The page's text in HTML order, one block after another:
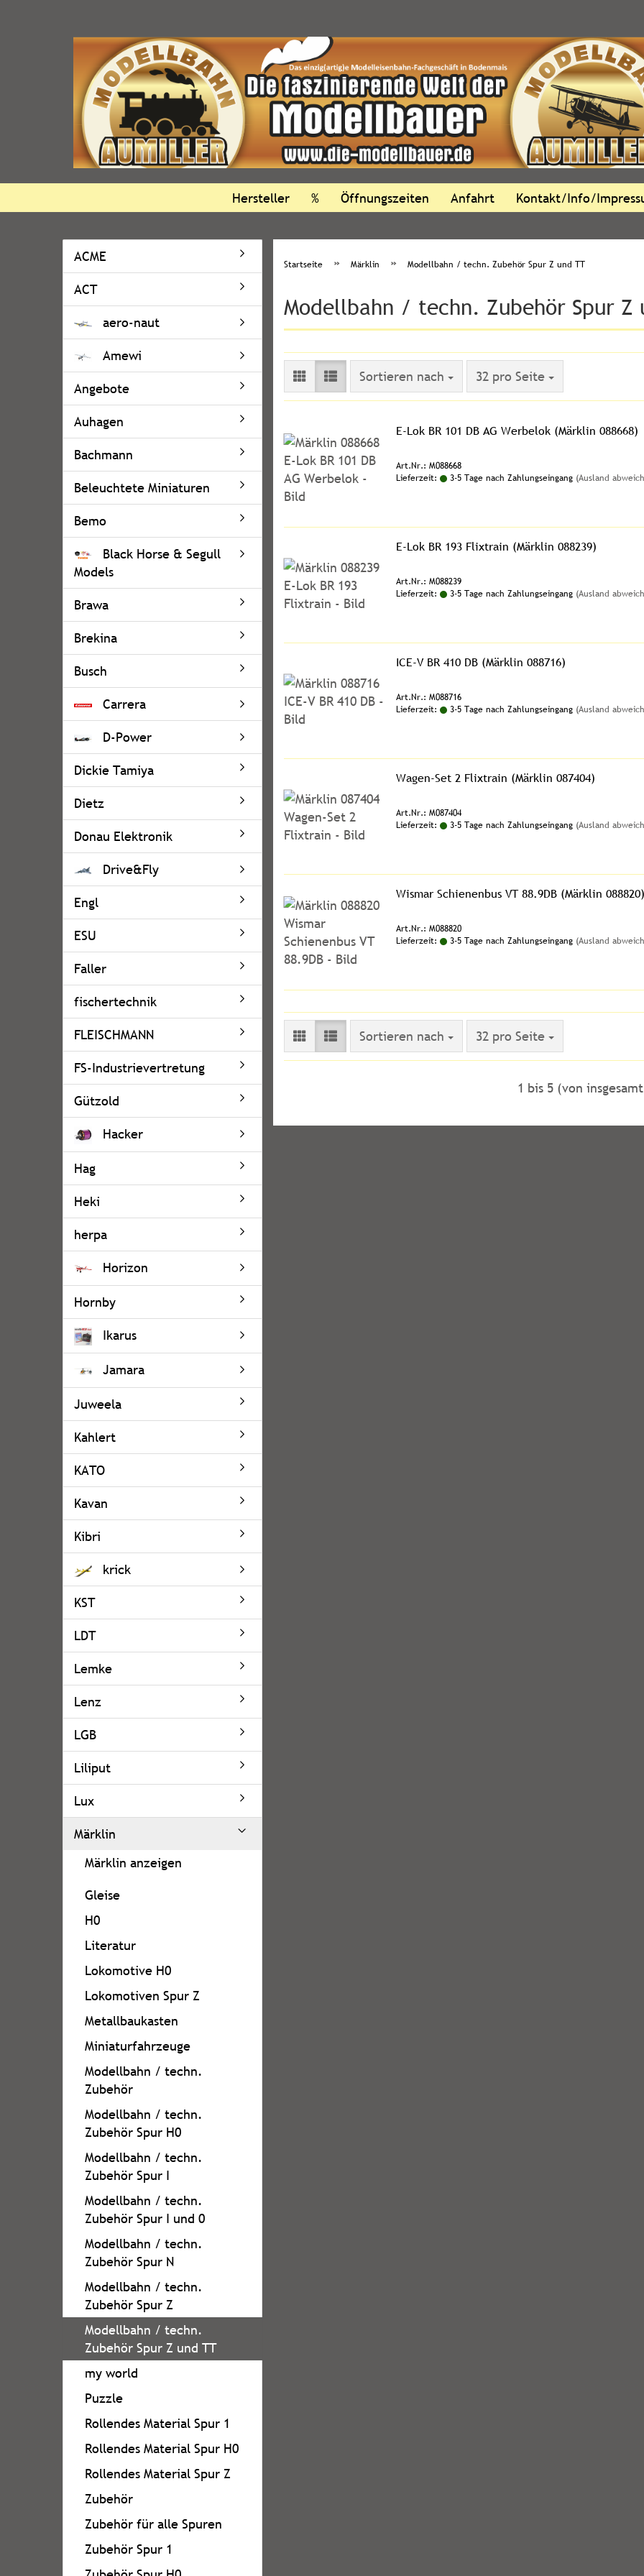
Hersteller % Öffnungszeiten Anfahrt Kontakt/Info/
Startseite » Märklin » Modellbahn / techn. Zubehör Spur Z und TT
Modellbahn / techn. Zubehör Spur Z
Sortieren nach
Sortieren nach 32 pro Seite
pro Seite
E-Lok BR 101 DB AG Werbelok (Märklin 088668)
Art.Nr.: M088668
Lieferzeit:
3-5 Tage nach Zahlungseingang (Ausland
E-Lok BR 193 Flixtrain (Märklin 088239)
Art.Nr.: M088239
Lieferzeit:
3-5 Tage nach Zahlungseingang (Ausland
ICE-V BR 410 DB (Märklin 088716)
Art.Nr.: M088716
Lieferzeit:
3-5 Tage nach Zahlungseingang (Ausland
Wagen-Set 2 Flixtrain (Märklin 087404)
Art.Nr.: M087404
Lieferzeit:
3-5 Tage nach Zahlungseingang (Ausland
Wismar Schienenbus VT 88.9DB (Märklin 088820)
Art.Nr.: M088820
Lieferzeit:
3-5 Tage nach Zahlungseingang (Ausland
Sortieren nach
Sortieren nach 32 pro Seite
pro Seite
1 bis 5 (von insgesamt
ACME
ACT
aero-naut
Amewi
Angebote
Auhagen
Bachmann
Beleuchtete Miniaturen
Bemo
Black Horse & Segull
Models
Brawa
Brekina
Busch
Carrera
D-Power
Dickie Tamiya
Dietz
Donau Elektronik
Drive&Fly
Engl
ESU
Faller
fischertechnik
FLEISCHMANN
FS-Industrievertretung
Gützold
Hacker
Hag
Heki
herpa
Horizon
Hornby
Ikarus
Jamara
Juweela
Kahlert
KATO
Kavan
Kibri
krick
KST
LDT
Lemke
Lenz
LGB
Liliput
Lux
Märklin
Märklin anzeigen
Gleise
H0
Literatur
Lokomotive H0
Lokomotiven Spur Z
Metallbaukasten
Miniaturfahrzeuge
Modellbahn / techn.
Zubehör
Modellbahn / techn.
Zubehör Spur H0
Modellbahn / techn.
Zubehör Spur I
Modellbahn / techn.
Zubehör Spur I und 0
Modellbahn / techn.
Zubehör Spur N
Modellbahn / techn.
Zubehör Spur Z
Modellbahn / techn.
Zubehör Spur Z und TT
my world
Puzzle
Rollendes Material Spur 1
Rollendes Material Spur H0
Rollendes Material Spur Z
Zubehör
Zubehör für alle Spuren
Zubehör Spur 1